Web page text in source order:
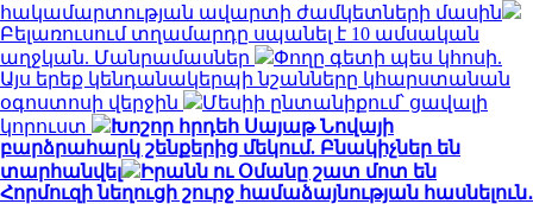
հակամարտության ավարտի ժամկետների մասին
Բելառուսում տղամարդը սպանել է 10 ամսական
աղջկան. Մանրամասներ
Փողը գետի պես կհոսի.
Այս երեք կենդանակերպի նշանները կհարստանան
օգոստոսի վերջին
Մեսիի ընտանիքում՝ ցավալի
կորուստ
Խոշոր հրդեհ Սայաթ Նովայի
բարձրահարկ շենքերից մեկում. Բնակիչներ են
տարհանվել
Իրանն ու Օմանը շատ մոտ են
Հորմուզի նեղուցի շուրջ համաձայնության հասնելուն․